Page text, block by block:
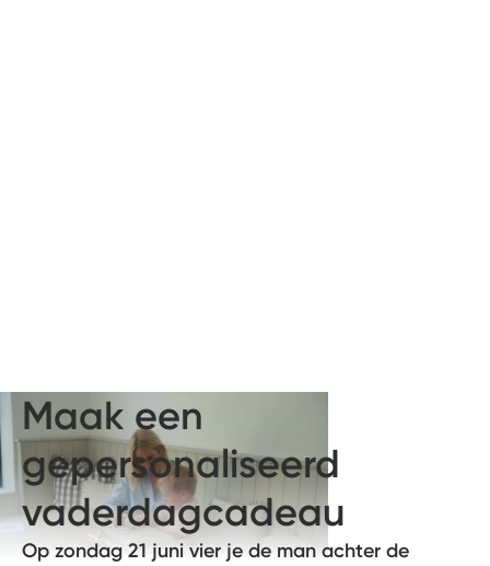
Maak een
gepersonaliseerd
vaderdagcadeau
Op zondag 21 juni vier je de man achter de